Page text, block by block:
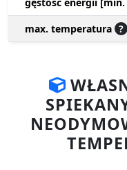
gęstość energii
max. temperatura ?